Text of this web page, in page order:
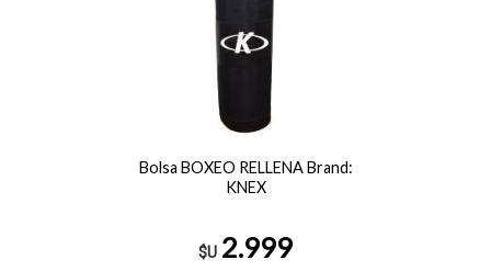
Bolsa BOXEO RELLENA Brand:
KNEX
$U 2.999